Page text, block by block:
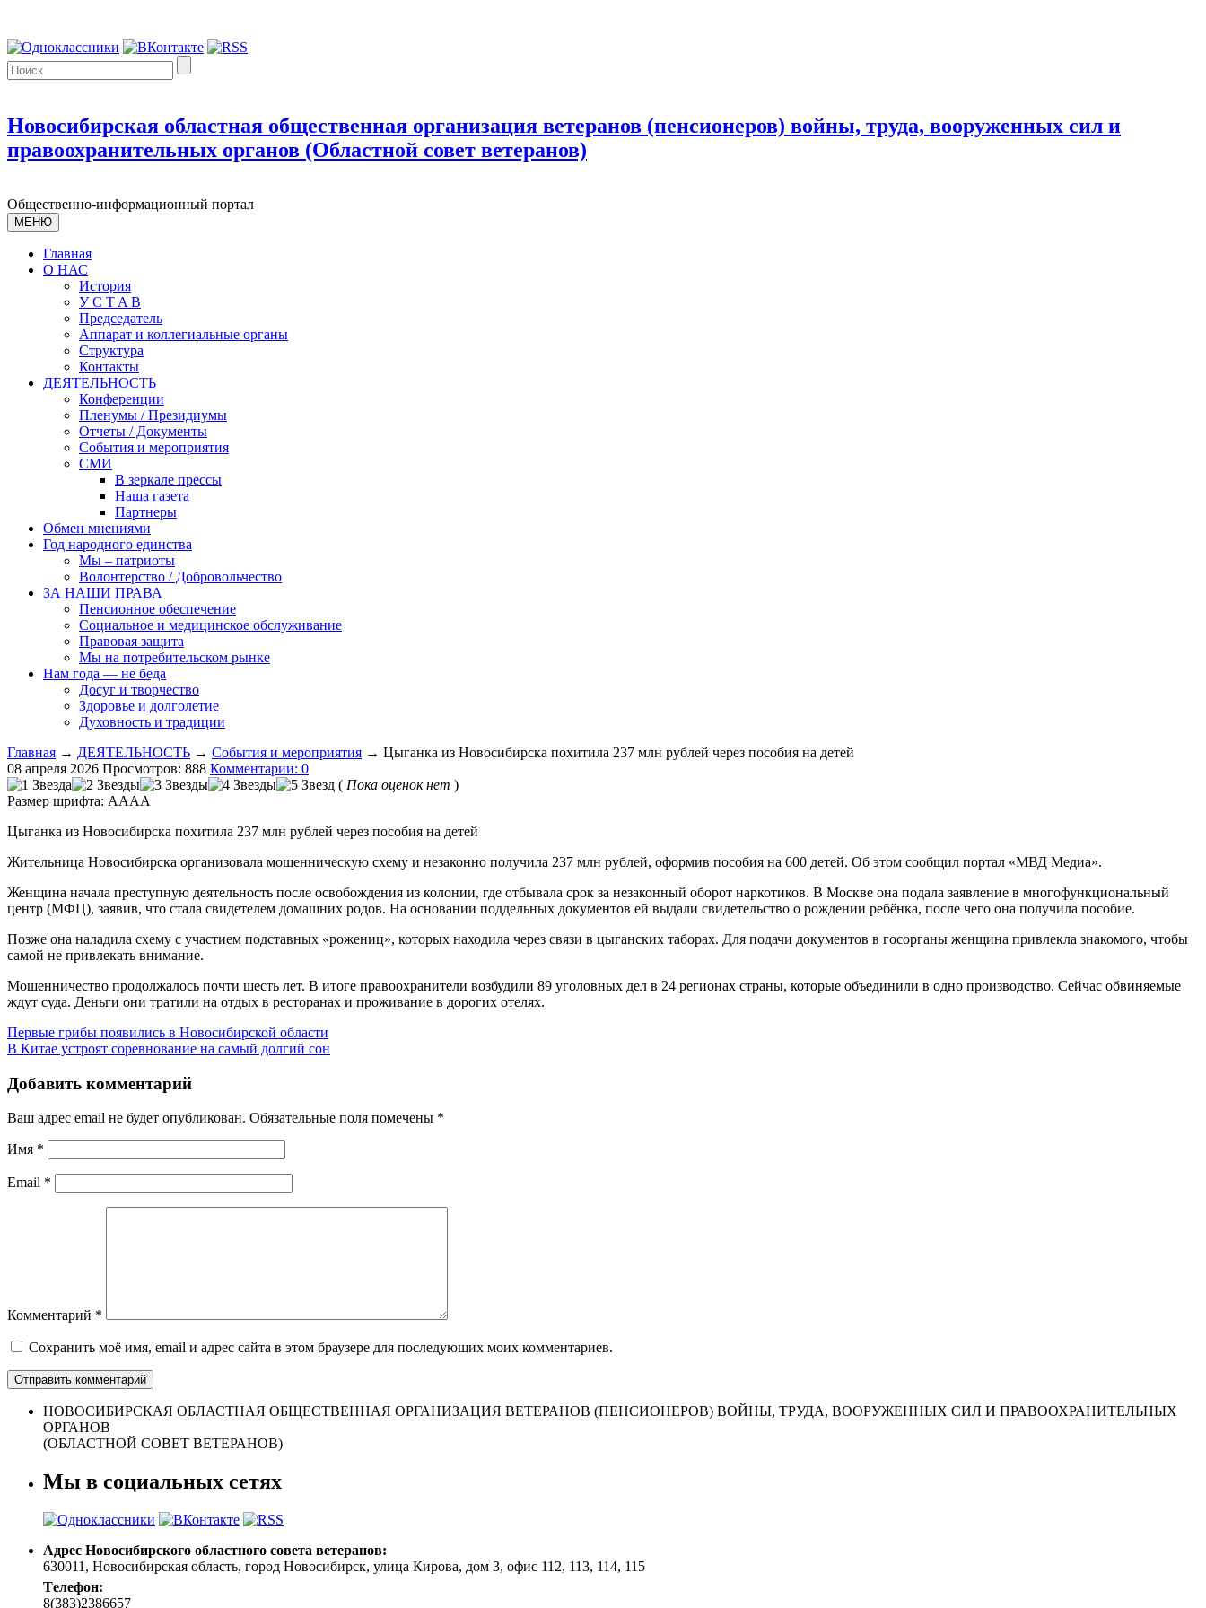
Новосибирская областная общественная организация ветеранов (пенсионеров) войны, труда, вооруженных сил и
правоохранительных органов (Областной совет ветеранов)
Общественно-информационный портал
МЕНЮ
Главная
О НАС
История
У С T A B
Председатель
Аппарат и коллегиальные органы
Структура
Контакты
ДЕЯТЕЛЬНОСТЬ
Конференции
Пленумы / Президиумы
Отчеты / Документы
События и мероприятия
СМИ
В зеркале прессы
Наша газета
Партнеры
Обмен мнениями
Год народного единства
Мы – патриоты
Волонтерство / Добровольчество
ЗА НАШИ ПРАВА
Пенсионное обеспечение
Социальное и медицинское обслуживание
Правовая защита
Мы на потребительском рынке
Нам года — не беда
Досуг и творчество
Здоровье и долголетие
Духовность и традиции
Главная → ДЕЯТЕЛЬНОСТЬ → События и мероприятия → Цыганка из Новосибирска похитила 237 млн рублей через пособия на детей
08 апреля 2026 Просмотров: 888 Комментарии: 0
( Пока оценок нет )
Размер шрифта: AAAA
Цыганка из Новосибирска похитила 237 млн рублей через пособия на детей
Жительница Новосибирска организовала мошенническую схему и незаконно получила 237 млн рублей, оформив пособия на 600 детей. Об этом сообщил портал «МВД Медиа».
Женщина начала преступную деятельность после освобождения из колонии, где отбывала срок за незаконный оборот наркотиков. В Москве она подала заявление в многофункциональный
центр (МФЦ), заявив, что стала свидетелем домашних родов. На основании поддельных документов ей выдали свидетельство о рождении ребёнка, после чего она получила пособие.
Позже она наладила схему с участием подставных «рожениц», которых находила через связи в цыганских таборах. Для подачи документов в госорганы женщина привлекла знакомого, чтобы
самой не привлекать внимание.
Мошенничество продолжалось почти шесть лет. В итоге правоохранители возбудили 89 уголовных дел в 24 регионах страны, которые объединили в одно производство. Сейчас обвиняемые
ждут суда. Деньги они тратили на отдых в ресторанах и проживание в дорогих отелях.
Первые грибы появились в Новосибирской области
В Китае устроят соревнование на самый долгий сон
Добавить комментарий
Ваш адрес email не будет опубликован. Обязательные поля помечены *
Имя *
Email *
Комментарий *
Сохранить моё имя, email и адрес сайта в этом браузере для последующих моих комментариев.
НОВОСИБИРСКАЯ ОБЛАСТНАЯ ОБЩЕСТВЕННАЯ ОРГАНИЗАЦИЯ ВЕТЕРАНОВ (ПЕНСИОНЕРОВ) ВОЙНЫ, ТРУДА, ВООРУЖЕННЫХ СИЛ И ПРАВООХРАНИТЕЛЬНЫХ
ОРГАНОВ
(ОБЛАСТНОЙ СОВЕТ ВЕТЕРАНОВ)
Мы в социальных сетях
Адрес Новосибирского областного совета ветеранов:
630011, Новосибирская область, город Новосибирск, улица Кирова, дом 3, офис 112, 113, 114, 115
Tелефон:
8(383)2386657